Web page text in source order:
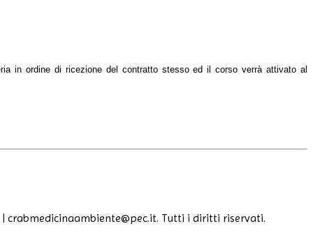
in ordine di ricezione del contratto stesso ed il corso verrà attivato al
€ | crabmedicinaambiente@pec.it. Tutti i diritti riservati.